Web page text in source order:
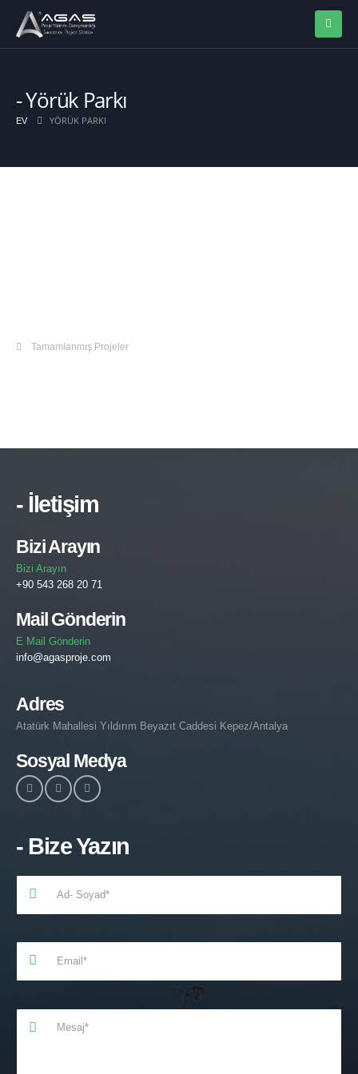
Yörük Parkı
EV YÖRÜK PARKI
Tamamlanmış Projeler
- İletişim
Bizi Arayın
Bizi Arayın
+90 543 268 20 71
Mail Gönderin
E Mail Gönderin
info@agasproje.com
Adres
Atatürk Mahallesi Yıldırım Beyazıt Caddesi Kepez/Antalya
Sosyal Medya
- Bize Yazın